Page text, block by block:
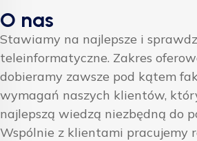
O nas
Stawiamy na najlepsze i
teleinformatyczne. Zakres
dobieramy zawsze pod kątem
wymagań naszych klientów,
najlepszą wiedzą niezbędną do
Wspólnie z klientami pracujemy